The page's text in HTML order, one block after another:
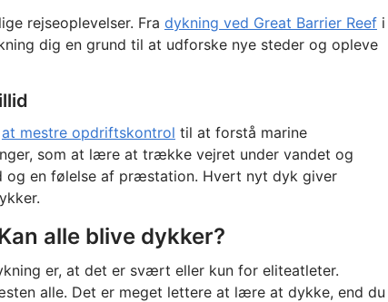
rejseoplevelser. Fra dykning ved Great Barrier Reefi
dig en grund til at udforske nye steder og opleve
at mestre opdriftskontrol til at forstå marine
som at lære at trække vejret under vandet og
en følelse af præstation. Hvert nyt dyk giver
alle blive dykker?
er, at det er svært eller kun for eliteatleter.
alle. Det er meget lettere at lære at dykke, end du